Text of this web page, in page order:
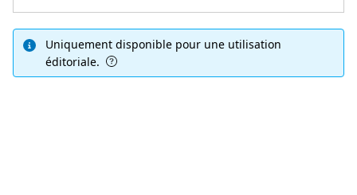
Uniquement disponible pour une utilisation
éditoriale.